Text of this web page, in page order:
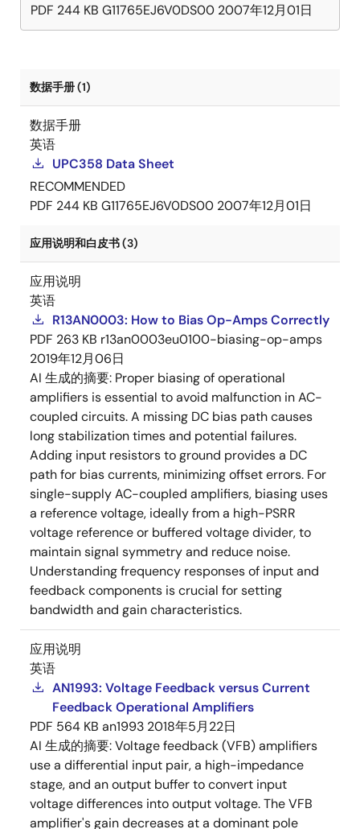
PDF 244 KB G11765EJ6V0DS00 2007年12月01日
数据手册 (1)
数据手册
英语
UPC358 Data Sheet
RECOMMENDED
PDF 244 KB G11765EJ6V0DS00 2007年12月01日
应用说明和白皮书 (3)
应用说明
英语
R13AN0003: How to Bias Op-Amps Correctly
PDF 263 KB r13an0003eu0100-biasing-op-amps
2019年12月06日
AI 生成的摘要: Proper biasing of operational
amplifiers is essential to avoid malfunction in AC-
coupled circuits. A missing DC bias path causes
long stabilization times and potential failures.
Adding input resistors to ground provides a DC
path for bias currents, minimizing offset errors. For
single-supply AC-coupled amplifiers, biasing uses
a reference voltage, ideally from a high-PSRR
voltage reference or buffered voltage divider, to
maintain signal symmetry and reduce noise.
Understanding frequency responses of input and
feedback components is crucial for setting
bandwidth and gain characteristics.
应用说明
英语
AN1993: Voltage Feedback versus Current
Feedback Operational Amplifiers
PDF 564 KB an1993 2018年5月22日
AI 生成的摘要:Voltage feedback (VFB) amplifiers
use a differential input pair, a high-impedance
stage, and an output buffer to convert input
voltage differences into output voltage. The VFB
amplifier's gain decreases at a dominant pole